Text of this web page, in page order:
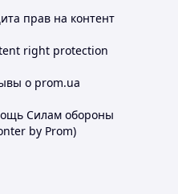
прав на контент
right protection
о prom.ua
Силам обороны
by Prom)